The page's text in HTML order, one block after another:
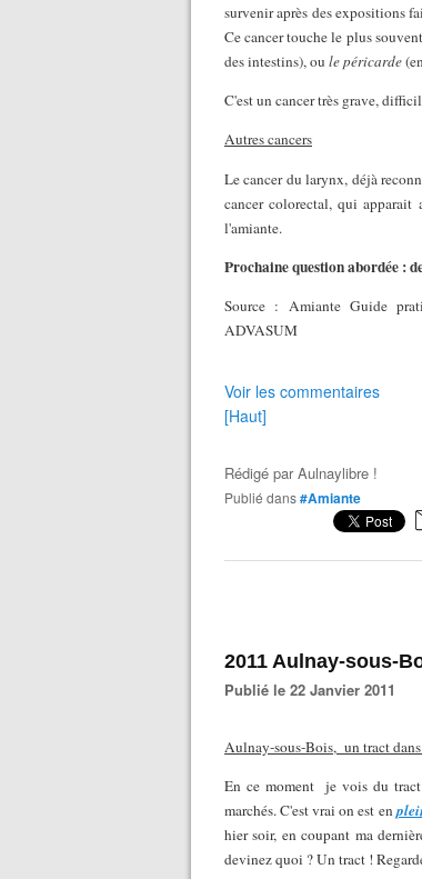
survenir après des expositions
Ce cancer touche le plus souvent
des intestins), ou le péricarde
C'est un cancer très grave,
Autres cancers
Le cancer du larynx, déjà
cancer colorectal, qui apparait
l'amiante.
Prochaine question abordée :
Source : Amiante Guide
ADVASUM
Voir les commentaires
[Haut]
Rédigé parAulnaylibre !
Publié dans#Amiante
2011 Aulnay-sous-
Publié le 22 Janvier 2011
Aulnay-sous-Bois, un tract
En ce moment je vois du
marchés. C'est vrai on est en
hier soir, en coupant ma
devinez quoi ? Un tract !